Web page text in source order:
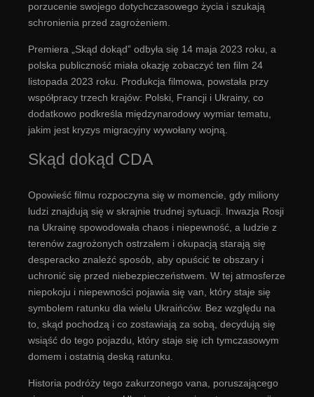
porzucenie swojego dotychczasowego życia i szukają
schronienia przed zagrożeniem.
Premiera „Skąd dokąd” odbyła się 14 maja 2023 roku, a
polska publiczność miała okazję zobaczyć ten film 24
listopada 2023 roku. Produkcja filmowa, powstała przy
współpracy trzech krajów: Polski, Francji i Ukrainy, co
dodatkowo podkreśla międzynarodowy wymiar tematu,
jakim jest kryzys migracyjny wywołany wojną.
Skąd dokąd CDA
Opowieść filmu rozpoczyna się w momencie, gdy miliony
ludzi znajdują się w skrajnie trudnej sytuacji. Inwazja Rosji
na Ukrainę spowodowała chaos i niepewność, a ludzie z
terenów zagrożonych ostrzałem i okupacją starają się
desperacko znaleźć sposób, aby opuścić te obszary i
uchronić się przed niebezpieczeństwem. W tej atmosferze
niepokoju i niepewności pojawia się van, który staje się
symbolem ratunku dla wielu Ukraińców. Bez względu na
to, skąd pochodzą i co zostawiają za sobą, decydują się
wsiąść do tego pojazdu, który staje się ich tymczasowym
domem i ostatnią deską ratunku.
Historia podróży tego zakurzonego vana, poruszającego